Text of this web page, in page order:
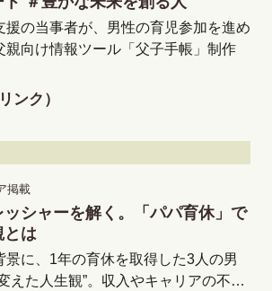
援の当事者が、男性の育児参加を進め
親向け情報ツール「父子手帳」制作
ンク）
掲載
シャーを解く。「パパ育休」で
とは
景に、1年の育休を取得した3人の男
えた人生観”。収入やキャリアの不…